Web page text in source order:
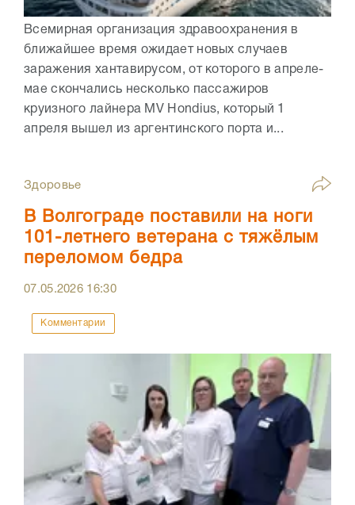
Всемирная организация здравоохранения в
ближайшее время ожидает новых случаев
заражения хантавирусом, от которого в апреле-
мае скончались несколько пассажиров
круизного лайнера MV Hondius, который 1
апреля вышел из аргентинского порта и...
Здоровье
В Волгограде поставили на ноги
101-летнего ветерана с тяжёлым
переломом бедра
07.05.2026 16:30
Комментарии